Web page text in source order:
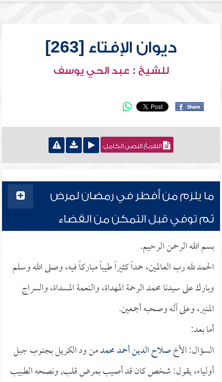
ديوان الإفتاء [263]
للشيخ : عبد الحي يوسف
التفريغ النصي الكامل
ما يلزم من أفطر في رمضان لمرض
ثم توفي قبل التمكن من القضاء
بسم الله الرحمن الرحيم.
الحمد لله رب العالمين، حمداً كثيراً طيباً مباركاً فيه، وصلى الله وسلم
وبارك على سيدنا محمد الرحمة المهداة، والنعمة المسداة، والسراج
المنير، وعلى آله وصحبه أجمعين.
أما بعد:
السؤال: الأخصلاح الدين أحمد محمدمن ود الكريل بجنوب جبل
أولياء، يقول: شخص كان قد أصيب بمرض قلب, ونصحه الطبيب